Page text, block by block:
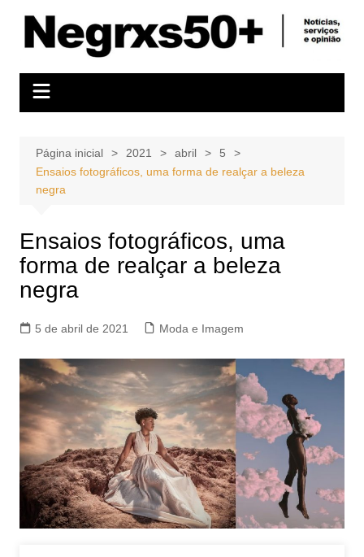
conteúdo
Página inicial 2021 abril
5
Ensaios fotográficos, uma forma de realçar a beleza
negra
Ensaios fotográficos, uma
forma de realçar a beleza
negra
5 de abril de 2021 Moda e Imagem